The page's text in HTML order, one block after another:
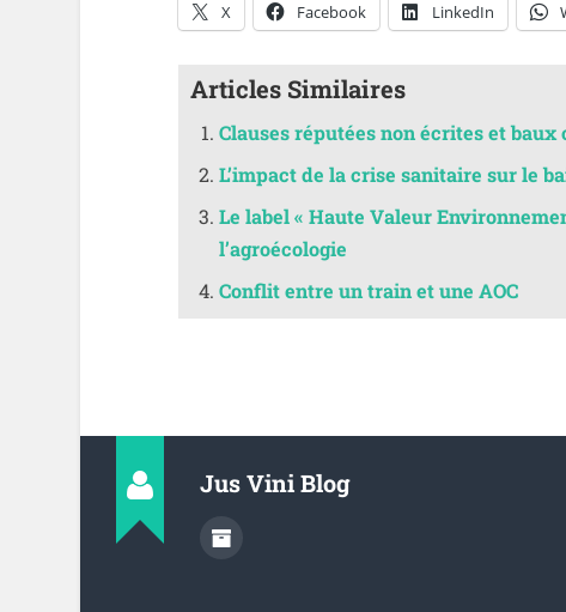
X Facebook LinkedIn
Articles Similaires
Clauses réputées non écrites et
L’impact de la crise sanitaire sur le
Le label « Haute Valeur
l’agroécologie
Conflit entre un train et une AOC
Jus Vini Blog